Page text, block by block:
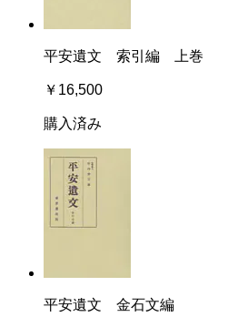
平安遺文 索引編 上巻
￥16,500
購入済み
平安遺文 金石文編